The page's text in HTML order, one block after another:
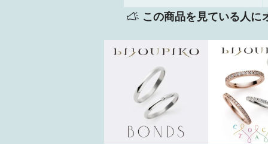
この商品を見ている人に